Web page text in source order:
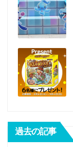
過去の記事